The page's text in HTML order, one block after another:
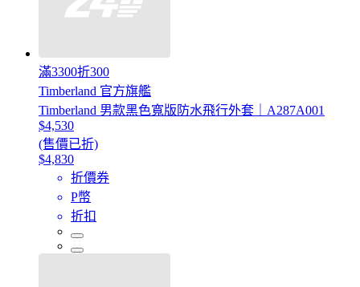
滿3300折300
Timberland 官方旗艦
Timberland 男款黑色寬版防水飛行外套｜A287A001
$4,530
(售價已折)
$4,830
折價券
P幣
折扣